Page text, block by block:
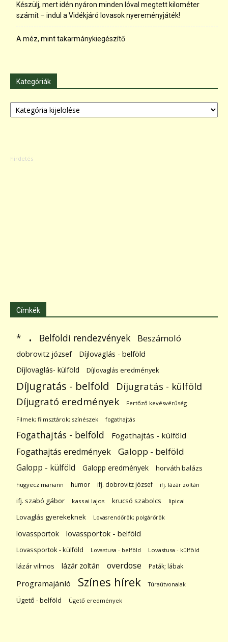
Készülj, mert idén nyáron minden lóval megtett kilométer
számít – indul a Vidékjáró lovasok nyereményjáték!
A méz, mint takarmánykiegészítő
Kategóriák
Kategóriák
Címkék
* . Belföldi rendezvények Beszámoló
dobrovitz józsef
Díjlovaglás - belföld
Díjlovaglás- külföld
Díjlovaglás eredmények
Díjugratás - belföld Díjugratás - külföld
Díjugrató eredmények Fertőző kevésvérűség
Filmek; filmsztárok; színészek fogathajtás
Fogathajtás - belföld Fogathajtás - külföld
Fogathajtás eredmények Galopp - belföld
Galopp - külföld Galopp eredmények horváth balázs
hugyecz mariann humor ifj. dobrovitz józsef ifj. lázár zoltán
ifj. szabó gábor kassai lajos krucsó szabolcs lipicai
Lovaglás gyerekeknek Lovasrendőrök; polgárőrök
lovassportok lovassportok - belföld
Lovassportok - külföld Lovastusa - belföld Lovastusa - külföld
lázár vilmos lázár zoltán overdose Paták; lábak
Programajánló Színes hírek Túraútvonalak
Ügető - belföld Ügető eredmények